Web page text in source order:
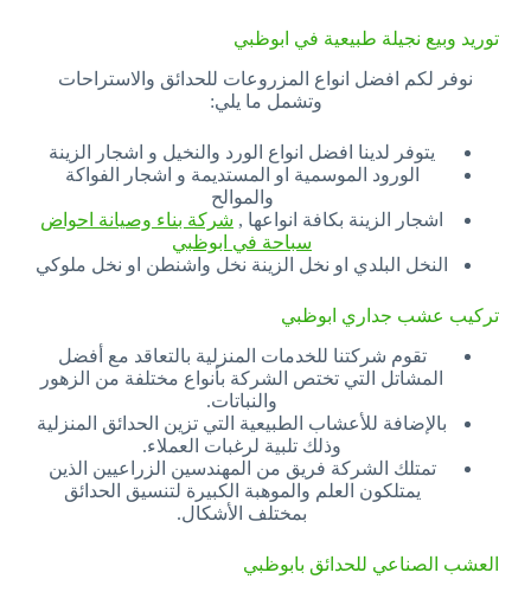
توريد وبيع نجيلة طبيعية في ابوظبي
نوفر لكم افضل انواع المزروعات للحدائق والاستراحات
وتشمل ما يلي:
يتوفر لدينا افضل انواع الورد والنخيل و اشجار الزينة
الورود الموسمية او المستديمة و اشجار الفواكة
والموالح
اشجار الزينة بكافة انواعها , شركة بناء وصيانة احواض
سباحة في ابوظبي
النخل البلدي او نخل الزينة نخل واشنطن او نخل ملوكي
تركيب عشب جداري ابوظبي
تقوم شركتنا للخدمات المنزلية بالتعاقد مع أفضل
المشاتل التي تختص الشركة بأنواع مختلفة من الزهور
والنباتات.
بالإضافة للأعشاب الطبيعية التي تزين الحدائق المنزلية
وذلك تلبية لرغبات العملاء.
تمتلك الشركة فريق من المهندسين الزراعيين الذين
يمتلكون العلم والموهبة الكبيرة لتنسيق الحدائق
بمختلف الأشكال.
العشب الصناعي للحدائق بابوظبي